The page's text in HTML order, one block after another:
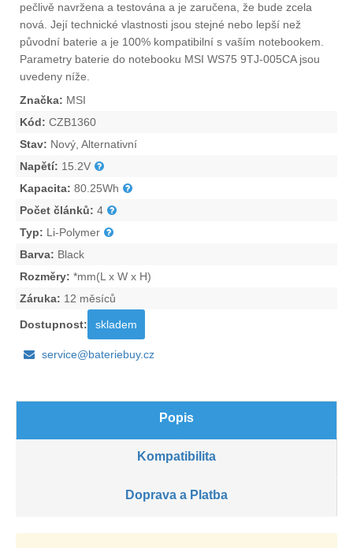
pečlivě navržena a testována a je zaručena, že bude zcela
nová. Její technické vlastnosti jsou stejné nebo lepší než
původní baterie a je 100% kompatibilní s vaším notebookem.
Parametry baterie do notebooku MSI WS75 9TJ-005CAjsou
uvedeny níže.
Značka: MSI
Kód: CZB1360
Stav: Nový, Alternativní
Napětí: 15.2V
Kapacita: 80.25Wh
Počet článků: 4
Typ: Li-Polymer
Barva: Black
Rozměry: *mm(L x W x H)
Záruka: 12 měsíců
Dostupnost: skladem
service@bateriebuy.cz
Popis
Kompatibilita
Doprava a Platba